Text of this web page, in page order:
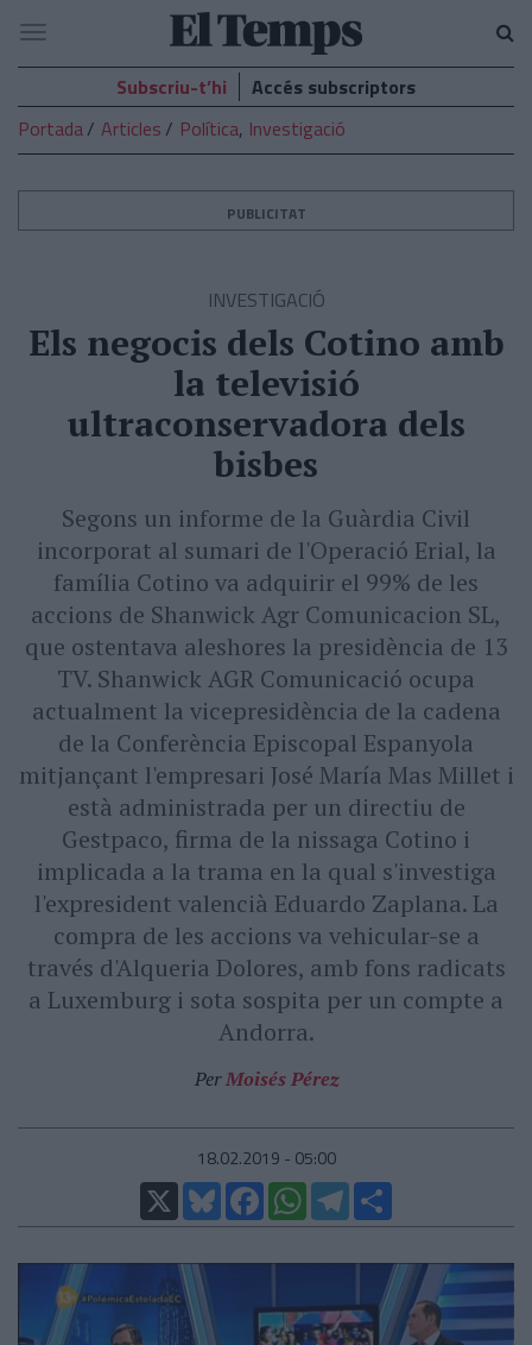
El
Temps
Navegació
Subscriu-t’hi
Accés subscriptors
Portada
Articles Política, Investigació
PUBLICITAT
INVESTIGACIÓ
Els negocis dels Cotino amb
la televisió
ultraconservadora dels
bisbes
Segons un informe de la Guàrdia Civil
incorporat al sumari de l'Operació Erial, la
família Cotino va adquirir el 99% de les
accions de Shanwick Agr Comunicacion SL,
que ostentava aleshores la presidència de 13
TV. Shanwick AGR Comunicació ocupa
actualment la vicepresidència de la cadena
de la Conferència Episcopal Espanyola
mitjançant l'empresari José María Mas Millet i
està administrada per un directiu de
Gestpaco, firma de la nissaga Cotino i
implicada a la trama en la qual s'investiga
l'expresident valencià Eduardo Zaplana. La
compra de les accions va vehicular-se a
través d'Alqueria Dolores, amb fons radicats
a Luxemburg i sota sospita per un compte a
Andorra.
PerMoisés Pérez
18.02.2019 - 05:00
X
BlueskyFacebookWhatsAppTelegram